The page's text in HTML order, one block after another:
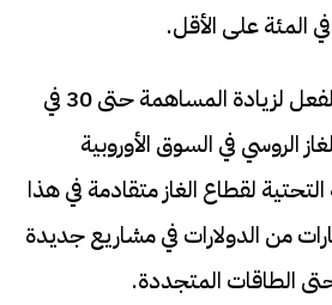
لدى الجزائر إمكانيات بالفعل لزيادة المساهمة حتى 30 في
الروسي في السوق الأوروبية
التحتية لقطاع الغاز متقادمة في هذا
من الدولارات في مشاريع جديدة
الطاقات المتجددة.